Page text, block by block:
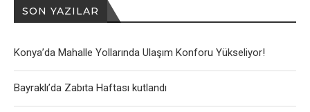
SON YAZILAR
Konya’da Mahalle Yollarında Ulaşım Konforu Yükseliyor!
Bayraklı’da Zabıta Haftası kutlandı